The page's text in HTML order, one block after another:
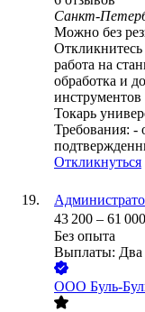
Санкт-
Можно без
работа на
обработка и
инструментов
Токарь
Требования: -
Откликнуться
43 200 – 61 000
Без опыта
Выплаты: Два
ООО Буль-